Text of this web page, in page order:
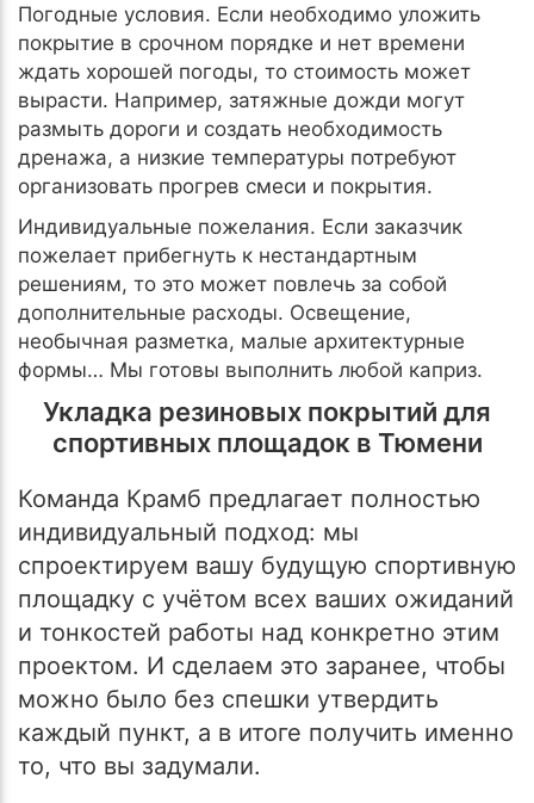
Погодные условия. Если необходимо уложить
покрытие в срочном порядке и нет времени
ждать хорошей погоды, то стоимость может
вырасти. Например, затяжные дожди могут
размыть дороги и создать необходимость
дренажа, а низкие температуры потребуют
организовать прогрев смеси и покрытия.
Индивидуальные пожелания. Если заказчик
пожелает прибегнуть к нестандартным
решениям, то это может повлечь за собой
дополнительные расходы. Освещение,
необычная разметка, малые архитектурные
формы… Мы готовы выполнить любой каприз.
Укладка резиновых покрытий для
спортивных площадок в Тюмени
Команда Крамб предлагает полностью
индивидуальный подход: мы
спроектируем вашу будущую спортивную
площадку с учётом всех ваших ожиданий
и тонкостей работы над конкретно этим
проектом. И сделаем это заранее, чтобы
можно было без спешки утвердить
каждый пункт, а в итоге получить именно
то, что вы задумали.